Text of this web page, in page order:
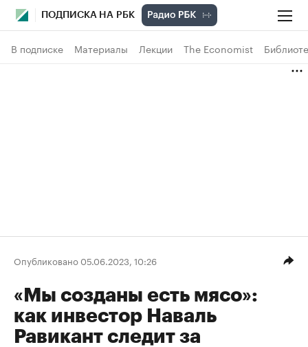
ПОДПИСКА НА РБК
В подписке Материалы Лекции The Economist
Опубликовано 05.06.2023, 10:26
«Мы созданы есть мясо»:
как инвестор Наваль
Равикант следит за